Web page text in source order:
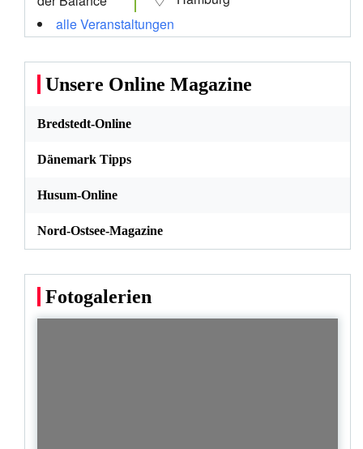
alle Veranstaltungen
Unsere Online Magazine
Bredstedt-Online
Dänemark Tipps
Husum-Online
Nord-Ostsee-Magazine
Fotogalerien